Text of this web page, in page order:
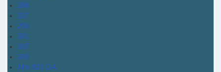
206
207
208
301
307
308
Alto 800 GA